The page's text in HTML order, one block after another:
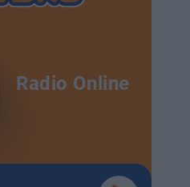
Radio Online